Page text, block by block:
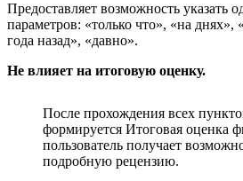
Предоставляет возможность указать
параметров: «только что», «на днях»,
года назад», «давно».
Не влияет на итоговую оценку.
После прохождения всех
формируется Итоговая оценка
пользователь получает
подробную рецензию.